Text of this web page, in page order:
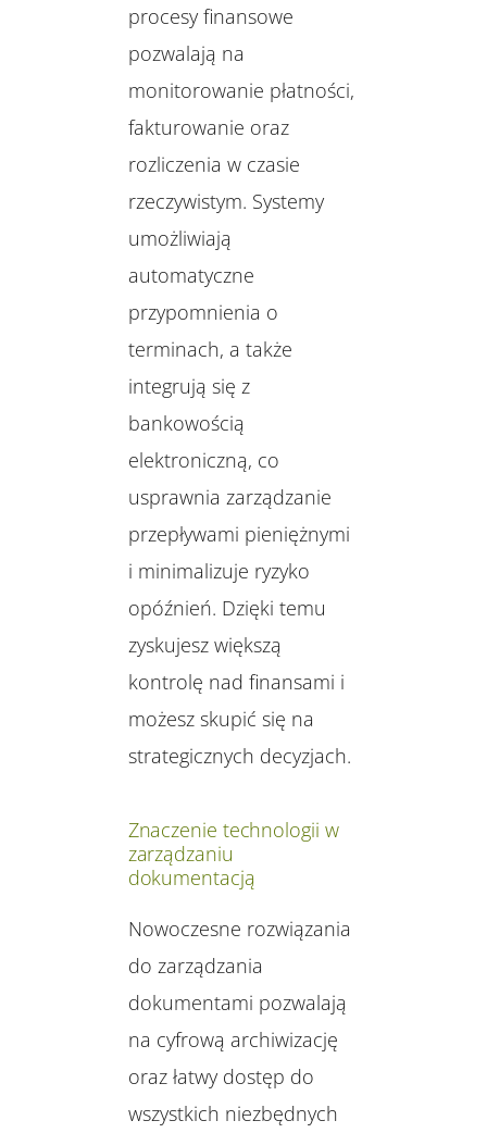
procesy finansowe
pozwalają na
monitorowanie płatności,
fakturowanie oraz
rozliczenia w czasie
rzeczywistym. Systemy
umożliwiają
automatyczne
przypomnienia o
terminach, a także
integrują się z
bankowością
elektroniczną, co
usprawnia zarządzanie
przepływami pieniężnymi
i minimalizuje ryzyko
opóźnień. Dzięki temu
zyskujesz większą
kontrolę nad finansami i
możesz skupić się na
strategicznych decyzjach.
Znaczenie technologii w
zarządzaniu
dokumentacją
Nowoczesne rozwiązania
do zarządzania
dokumentami pozwalają
na cyfrową archiwizację
oraz łatwy dostęp do
wszystkich niezbędnych